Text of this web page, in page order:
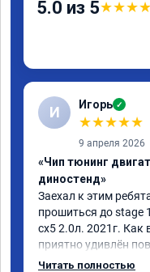
5.0 из 5★★★★
И Игорь ✓
★★★★★
9 апреля 2026
«Чип тюнинг
диностенд»
Заехал к этим
прошиться до stage
сх5 2.0л. 2021г. Как
приятно удивлён
педаль газа стала
Читать полностью